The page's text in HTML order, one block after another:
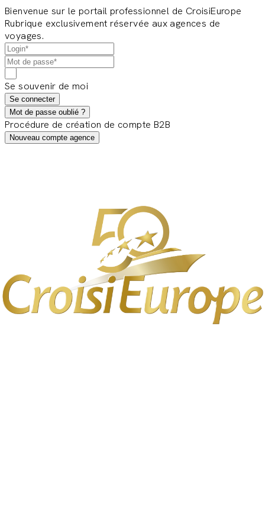
Bienvenue sur le portail professionnel de CroisiEurope
Rubrique exclusivement réservée aux agences de
voyages.
Se souvenir de moi
Se connecter
Mot de passe oublié ?
Procédure de création de compte B2B
Nouveau compte agence